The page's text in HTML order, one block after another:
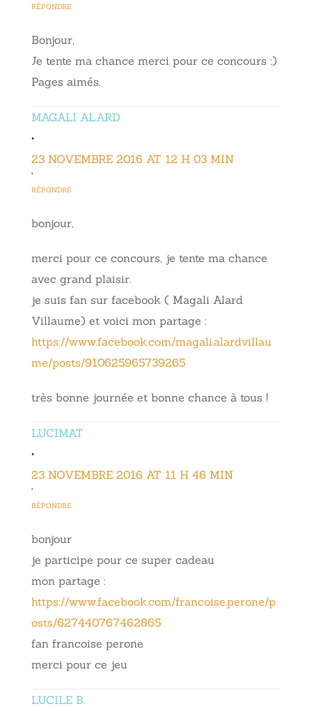
RÉPONDRE
Bonjour,
Je tente ma chance merci pour ce concours :)
Pages aimés.
MAGALI ALARD
•
23 NOVEMBRE 2016 AT 12 H 03 MIN
•
RÉPONDRE
bonjour,
merci pour ce concours, je tente ma chance
avec grand plaisir.
je suis fan sur facebook ( Magali Alard
Villaume) et voici mon partage :
https://www.facebook.com/magali.alardvillau
me/posts/910625965739265
très bonne journée et bonne chance à tous !
LUCIMAT
•
23 NOVEMBRE 2016 AT 11 H 46 MIN
•
RÉPONDRE
bonjour
je participe pour ce super cadeau
mon partage :
https://www.facebook.com/francoise.perone/p
osts/627440767462865
fan francoise perone
merci pour ce jeu
LUCILE B.